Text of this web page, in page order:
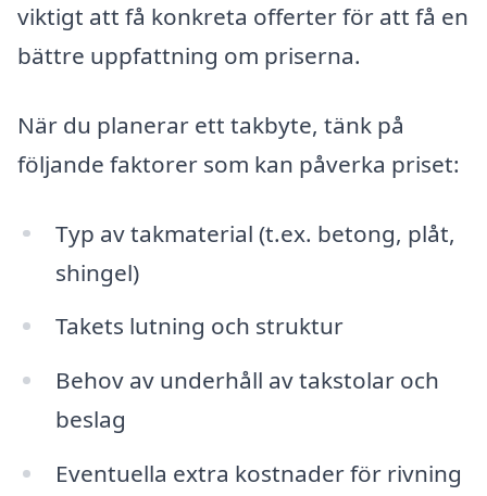
viktigt att få konkreta offerter för att få en
bättre uppfattning om priserna.
När du planerar ett takbyte, tänk på
följande faktorer som kan påverka priset:
Typ av takmaterial (t.ex. betong, plåt,
shingel)
Takets lutning och struktur
Behov av underhåll av takstolar och
beslag
Eventuella extra kostnader för rivning